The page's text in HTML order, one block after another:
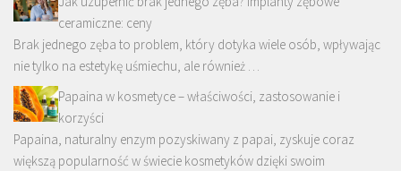
ceramiczne: ceny
Brak jednego zęba to problem, który dotyka wiele osób, wpływając
nie tylko na estetykę uśmiechu, ale również …
Papaina w kosmetyce – właściwości, zastosowanie i
korzyści
Papaina, naturalny enzym pozyskiwany z papai, zyskuje coraz
większą popularność w świecie kosmetyków dzięki swoim